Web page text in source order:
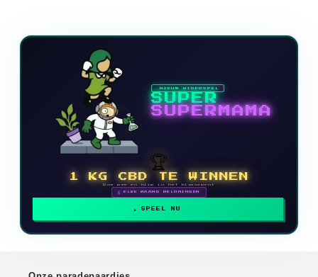
NIEUW VIDEOSPEL
SUPER
SUPERMAMA
🏆
1 KG CBD TE WINNEN
Doe mee en klim in het klassement
🗓 ELKE MAAND BELONINGEN
SPEEL NU